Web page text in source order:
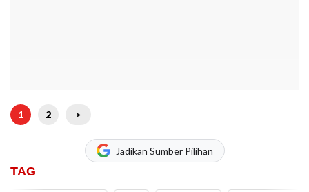
1 2 >
Jadikan Sumber Pilihan
TAG